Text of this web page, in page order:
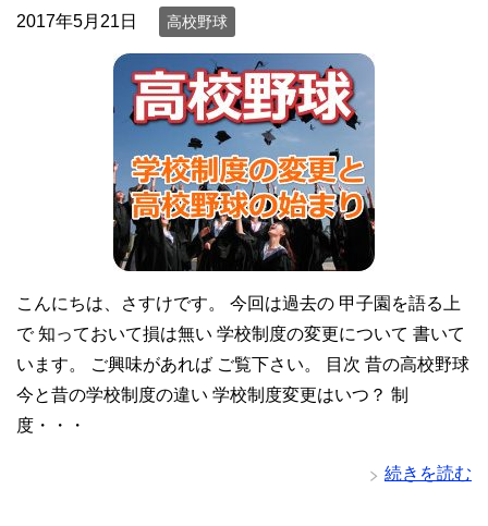
2017年5月21日 高校野球
こんにちは、さすけです。 今回は過去の 甲子園を語る上
で 知っておいて損は無い 学校制度の変更について 書いて
います。 ご興味があれば ご覧下さい。 目次 昔の高校野球
今と昔の学校制度の違い 学校制度変更はいつ？ 制
度・・・
続きを読む